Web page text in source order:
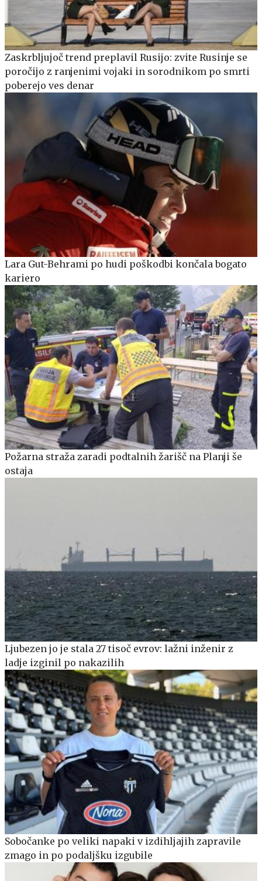
Zaskrbljujoč trend preplavil Rusijo: zvite Rusinje se
poročijo z ranjenimi vojaki in sorodnikom po smrti
poberejo ves denar
Lara Gut-Behrami po hudi poškodbi končala bogato
kariero
Požarna straža zaradi podtalnih žarišč na Planji še
ostaja
Ljubezen jo je stala 27 tisoč evrov: lažni inženir z
ladje izginil po nakazilih
Sobočanke po veliki napaki v izdihljajih zapravile
zmago in po podaljšku izgubile